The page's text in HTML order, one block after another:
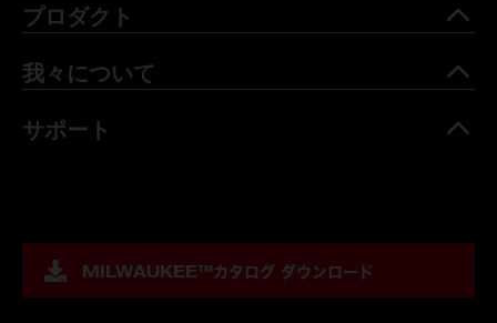
プロダクト
我々について
サポート
MILWAUKEE™カタログ ダウンロード